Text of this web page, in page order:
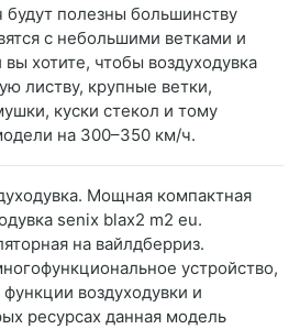
будут полезны большинству
с небольшими ветками и
хотите, чтобы воздуходувка
листву, крупные ветки,
куски стекол и тому
на 300–350 км/ч.
Мощная компактная
senix blax2 m2 eu.
на вайлдберриз.
устройство,
воздуходувки и
ресурсах данная модель